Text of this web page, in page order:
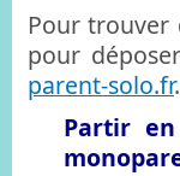
Pour trouver
pour
parent-solo.fr.
Partir